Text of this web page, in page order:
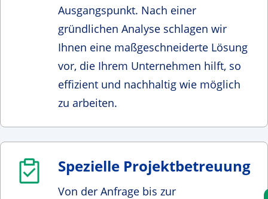
Ausgangspunkt. Nach einer
gründlichen Analyse schlagen wir
Ihnen eine maßgeschneiderte Lösung
vor, die Ihrem Unternehmen hilft, so
effizient und nachhaltig wie möglich
zu arbeiten.
Spezielle Projektbetreuung
Von der Anfrage bis zur